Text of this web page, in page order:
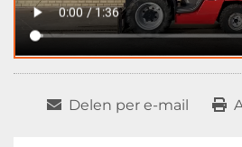
Delen per e-mail